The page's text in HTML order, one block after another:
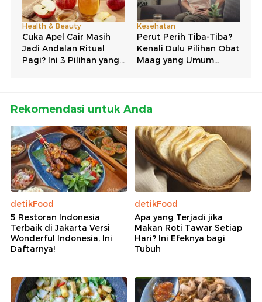
Rekomendasi untuk Anda
detikFood
5 Restoran Indonesia
Terbaik di Jakarta Versi
Wonderful Indonesia, Ini
Daftarnya!
detikFood
Apa yang Terjadi jika
Makan Roti Tawar Setiap
Hari? Ini Efeknya bagi
Tubuh